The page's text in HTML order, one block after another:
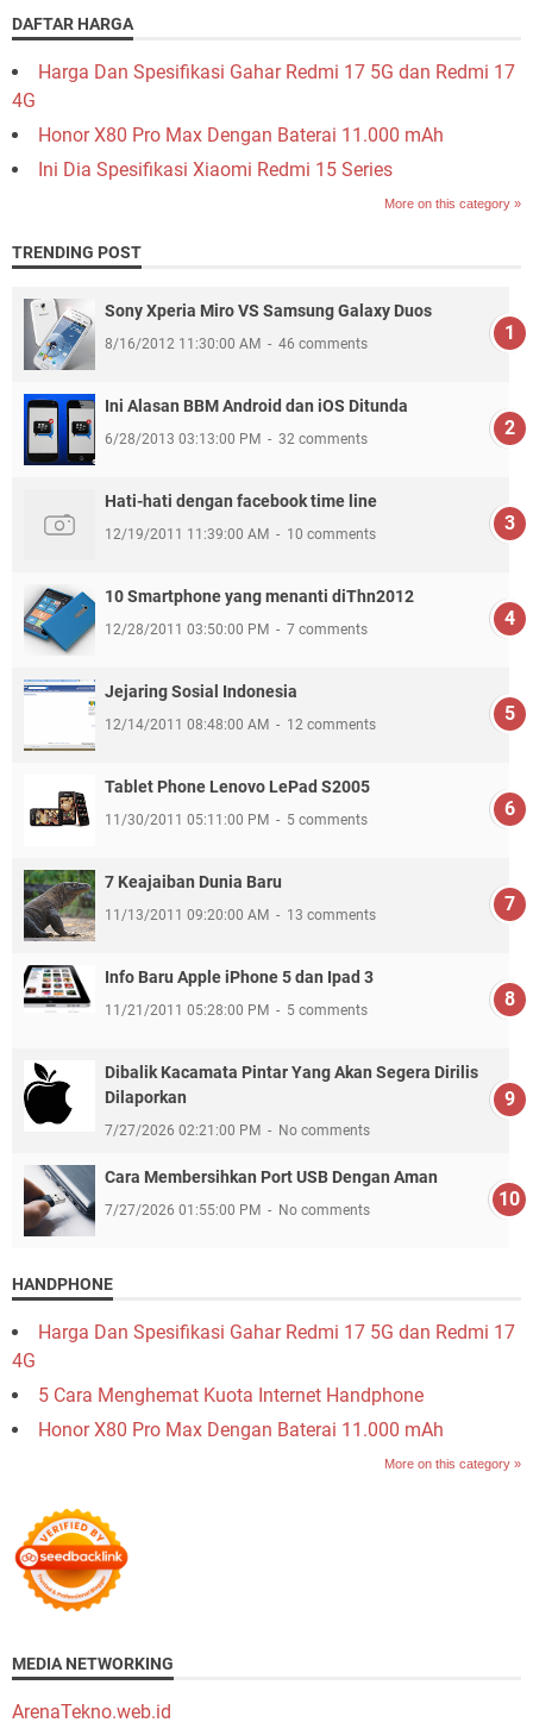
DAFTAR HARGA
Harga Dan Spesifikasi Gahar Redmi 17 5G dan Redmi 17
4G
Honor X80 Pro Max Dengan Baterai 11.000 mAh
Ini Dia Spesifikasi Xiaomi Redmi 15 Series
More on this category »
TRENDING POST
Sony Xperia Miro VS Samsung Galaxy Duos
8/16/2012 11:30:00 AM 46 comments
Ini Alasan BBM Android dan iOS Ditunda
6/28/2013 03:13:00 PM 32 comments
Hati-hati dengan facebook time line
12/19/2011 11:39:00 AM 10 comments
10 Smartphone yang menanti diThn2012
12/28/2011 03:50:00 PM 7 comments
Jejaring Sosial Indonesia
12/14/2011 08:48:00 AM 12 comments
Tablet Phone Lenovo LePad S2005
11/30/2011 05:11:00 PM 5 comments
7 Keajaiban Dunia Baru
11/13/2011 09:20:00 AM 13 comments
Info Baru Apple iPhone 5 dan Ipad 3
11/21/2011 05:28:00 PM 5 comments
Dibalik Kacamata Pintar Yang Akan Segera Dirilis
Dilaporkan
7/27/2026 02:21:00 PM No comments
Cara Membersihkan Port USB Dengan Aman
7/27/2026 01:55:00 PM No comments
HANDPHONE
Harga Dan Spesifikasi Gahar Redmi 17 5G dan Redmi 17
4G
5 Cara Menghemat Kuota Internet Handphone
Honor X80 Pro Max Dengan Baterai 11.000 mAh
More on this category »
MEDIA NETWORKING
ArenaTekno.web.id